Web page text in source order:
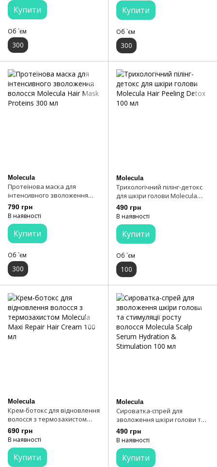
Купити
Об `єм
300
Купити
Об `єм
300
Molecula
Протеїнова маска для
інтенсивного зволоження
волосся Molecula Hair Mask
Proteins 300 мл
790 грн
В наявності
Купити
Об `єм
300
Molecula
Трихологічний пілінг-детокс
для шкіри голови Molecula
Hair Peeling Detox 100 мл
490 грн
В наявності
Купити
Об `єм
100
Molecula
Крем-ботокс для відновлення
волосся з термозахистом
Molecula Maxi Repair Hair
Cream 100 мл
690 грн
В наявності
Купити
Molecula
Сироватка-спрей для
зволоження шкіри голови та
стимуляції росту волосся
Molecula Scalp Serum
490 грн
В наявності
Купити